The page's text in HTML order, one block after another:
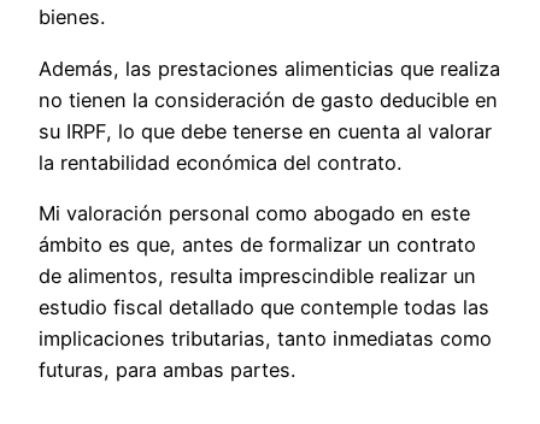
bienes.
Además, las prestaciones alimenticias que realiza
no tienen la consideración de gasto deducible en
su IRPF, lo que debe tenerse en cuenta al valorar
la rentabilidad económica del contrato.
Mi valoración personal como abogado en este
ámbito es que, antes de formalizar un contrato
de alimentos, resulta imprescindible realizar un
estudio fiscal detallado que contemple todas las
implicaciones tributarias, tanto inmediatas como
futuras, para ambas partes.